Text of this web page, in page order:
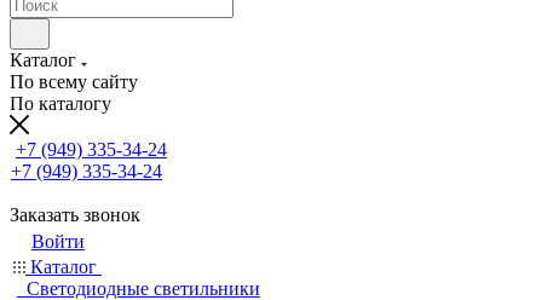
Каталог
По всему сайту
По каталогу
+7 (949) 335-34-24
+7 (949) 335-34-24
Заказать звонок
Войти
Каталог
Светодиодные светильники